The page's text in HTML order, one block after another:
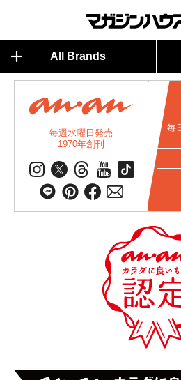
All Brands
毎週水曜日発売
1970年創刊
毎